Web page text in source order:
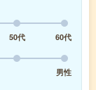
50代
60代
男性